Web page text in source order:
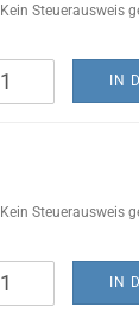
Kein Steuerausweis
IN
Kein Steuerausweis
IN